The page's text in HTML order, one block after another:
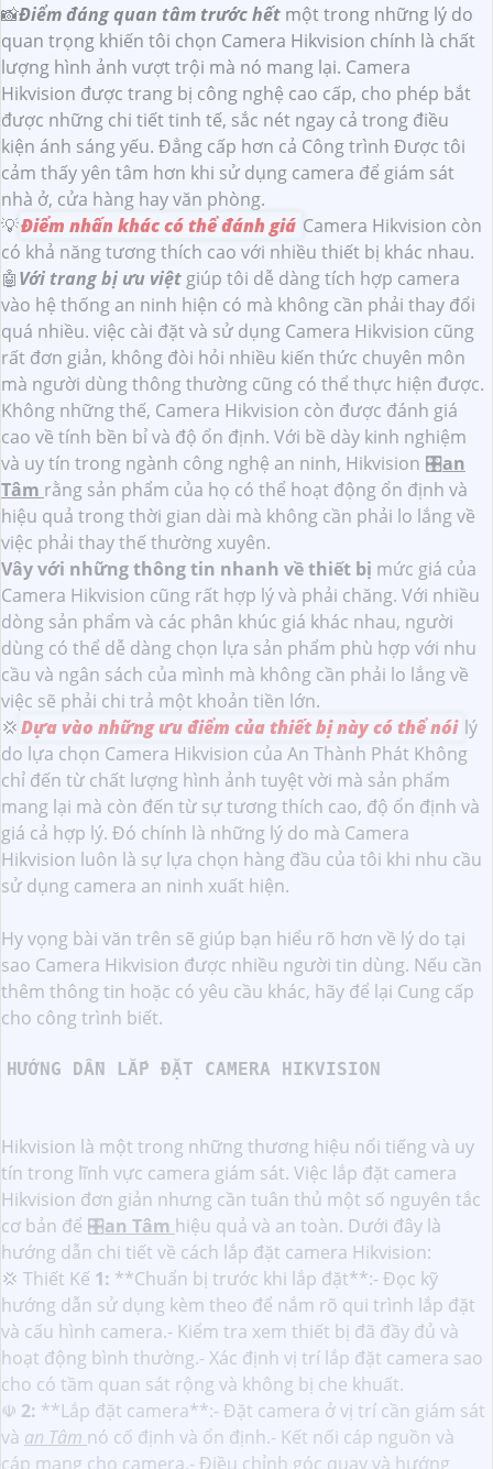
📸Điểm đáng quan tâm trước hết một trong những lý do
quan trọng khiến tôi chọn Camera Hikvision chính là chất
lượng hình ảnh vượt trội mà nó mang lại. Camera
Hikvision được trang bị công nghệ cao cấp, cho phép bắt
được những chi tiết tinh tế, sắc nét ngay cả trong điều
kiện ánh sáng yếu. Đẳng cấp hơn cả Công trình Được tôi
cảm thấy yên tâm hơn khi sử dụng camera để giám sát
nhà ở, cửa hàng hay văn phòng.
💡Điểm nhấn khác có thể đánh giá Camera Hikvision còn
có khả năng tương thích cao với nhiều thiết bị khác nhau.
🤖️Với trang bị ưu việt giúp tôi dễ dàng tích hợp camera
vào hệ thống an ninh hiện có mà không cần phải thay đổi
quá nhiều. việc cài đặt và sử dụng Camera Hikvision cũng
rất đơn giản, không đòi hỏi nhiều kiến thức chuyên môn
mà người dùng thông thường cũng có thể thực hiện được.
Không những thế, Camera Hikvision còn được đánh giá
cao về tính bền bỉ và độ ổn định. Với bề dày kinh nghiệm
và uy tín trong ngành công nghệ an ninh, Hikvision 🎛an
Tâm rằng sản phẩm của họ có thể hoạt động ổn định và
hiệu quả trong thời gian dài mà không cần phải lo lắng về
việc phải thay thế thường xuyên.
Vây với những thông tin nhanh về thiết bị mức giá của
Camera Hikvision cũng rất hợp lý và phải chăng. Với nhiều
dòng sản phẩm và các phân khúc giá khác nhau, người
dùng có thể dễ dàng chọn lựa sản phẩm phù hợp với nhu
cầu và ngân sách của mình mà không cần phải lo lắng về
việc sẽ phải chi trả một khoản tiền lớn.
💢Dựa vào những ưu điểm của thiết bị này có thể nói lý
do lựa chọn Camera Hikvision của An Thành Phát Không
chỉ đến từ chất lượng hình ảnh tuyệt vời mà sản phẩm
mang lại mà còn đến từ sự tương thích cao, độ ổn định và
giá cả hợp lý. Đó chính là những lý do mà Camera
Hikvision luôn là sự lựa chọn hàng đầu của tôi khi nhu cầu
sử dụng camera an ninh xuất hiện.
Hy vọng bài văn trên sẽ giúp bạn hiểu rõ hơn về lý do tại
sao Camera Hikvision được nhiều người tin dùng. Nếu cần
thêm thông tin hoặc có yêu cầu khác, hãy để lại Cung cấp
cho công trình biết.
HƯỚNG DẪN LẮP ĐẶT CAMERA HIKVISION
Hikvision là một trong những thương hiệu nổi tiếng và uy
tín trong lĩnh vực camera giám sát. Việc lắp đặt camera
Hikvision đơn giản nhưng cần tuân thủ một số nguyên tắc
cơ bản để 🎛an Tâm hiệu quả và an toàn. Dưới đây là
hướng dẫn chi tiết về cách lắp đặt camera Hikvision:
💢 Thiết Kế 1: **Chuẩn bị trước khi lắp đặt**:- Đọc kỹ
hướng dẫn sử dụng kèm theo để nắm rõ qui trình lắp đặt
và cấu hình camera.- Kiểm tra xem thiết bị đã đầy đủ và
hoạt động bình thường.- Xác định vị trí lắp đặt camera sao
cho có tầm quan sát rộng và không bị che khuất.
☫ 2: **Lắp đặt camera**:- Đặt camera ở vị trí cần giám sát
và an Tâm nó cố định và ổn định.- Kết nối cáp nguồn và
cáp mạng cho camera.- Điều chỉnh góc quay và hướng